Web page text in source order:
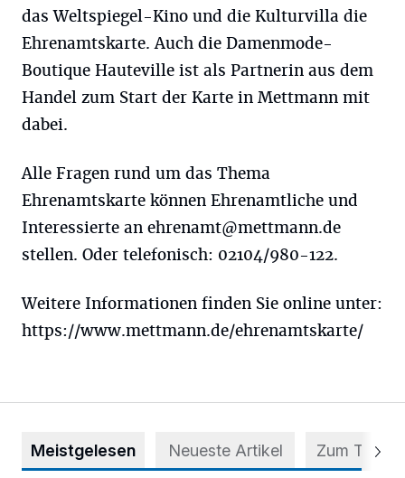
das Weltspiegel-Kino und die Kulturvilla die
Ehrenamtskarte. Auch die Damenmode-
Boutique Hauteville ist als Partnerin aus dem
Handel zum Start der Karte in Mettmann mit
dabei.
Alle Fragen rund um das Thema
Ehrenamtskarte können Ehrenamtliche und
Interessierte an ehrenamt@mettmann.de
stellen. Oder telefonisch: 02104/980-122.
Weitere Informationen finden Sie online unter:
https://www.mettmann.de/ehrenamtskarte/
Meistgelesen Neueste Artikel Zum Thema